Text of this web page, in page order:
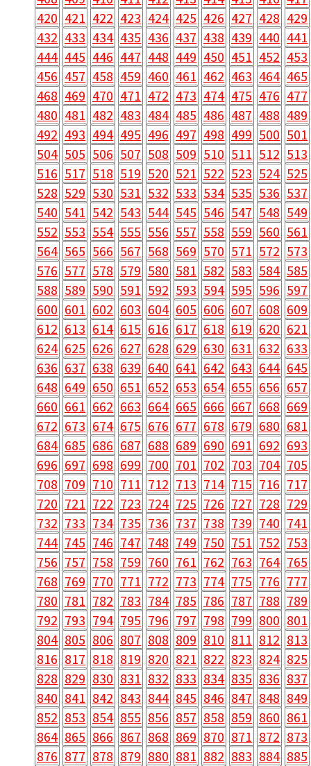
420 421 422 423 424 425 426 427 428 429
432 433 434 435 436 437 438 439 440 441
444 445 446 447 448 449 450 451 452 453
456 457 458 459 460 461 462 463 464 465
468 469 470 471 472 473 474 475 476 477
480 481 482 483 484 485 486 487 488 489
492 493 494 495 496 497 498 499 500 501
504 505 506 507 508 509 510 511 512 513
516 517 518 519 520 521 522 523 524 525
528 529 530 531 532 533 534 535 536 537
540 541 542 543 544 545 546 547 548 549
552 553 554 555 556 557 558 559 560 561
564 565 566 567 568 569 570 571 572 573
576 577 578 579 580 581 582 583 584 585
588 589 590 591 592 593 594 595 596 597
600 601 602 603 604 605 606 607 608 609
612 613 614 615 616 617 618 619 620 621
624 625 626 627 628 629 630 631 632 633
636 637 638 639 640 641 642 643 644 645
648 649 650 651 652 653 654 655 656 657
660 661 662 663 664 665 666 667 668 669
672 673 674 675 676 677 678 679 680 681
684 685 686 687 688 689 690 691 692 693
696 697 698 699 700 701 702 703 704 705
708 709 710 711 712 713 714 715 716 717
720 721 722 723 724 725 726 727 728 729
732 733 734 735 736 737 738 739 740 741
744 745 746 747 748 749 750 751 752 753
756 757 758 759 760 761 762 763 764 765
768 769 770 771 772 773 774 775 776 777
780 781 782 783 784 785 786 787 788 789
792 793 794 795 796 797 798 799 800 801
804 805 806 807 808 809 810 811 812 813
816 817 818 819 820 821 822 823 824 825
828 829 830 831 832 833 834 835 836 837
840 841 842 843 844 845 846 847 848 849
852 853 854 855 856 857 858 859 860 861
864 865 866 867 868 869 870 871 872 873
876 877 878 879 880 881 882 883 884 885